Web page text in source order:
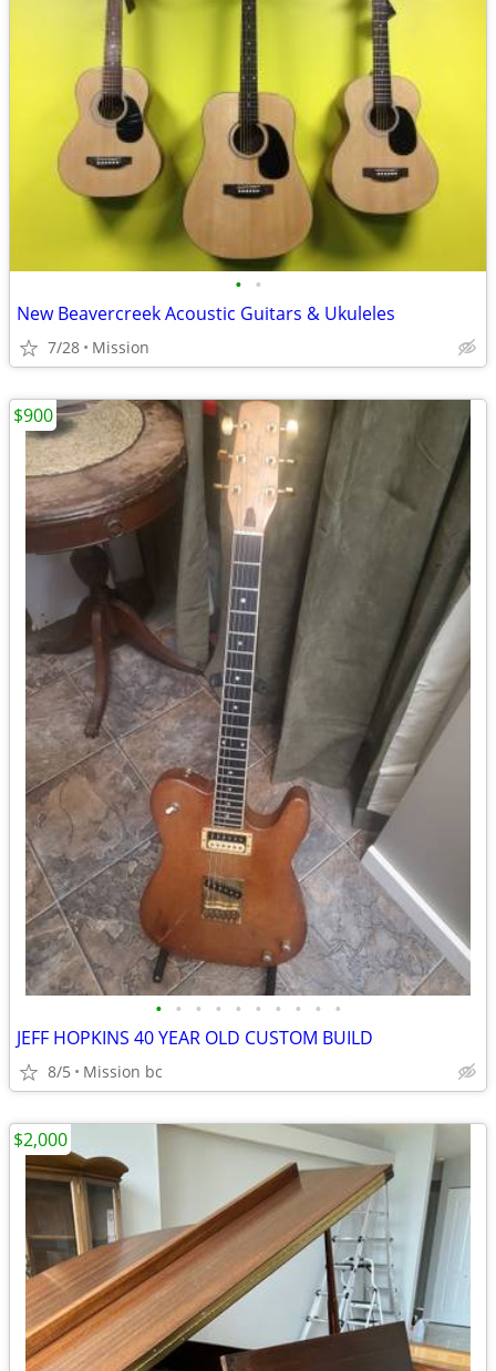
• •
New Beavercreek Acoustic Guitars & Ukuleles
7/28 Mission
• • • • • • • • • •
JEFF HOPKINS 40 YEAR OLD CUSTOM BUILD
8/5 Mission bc
$900
$2,000